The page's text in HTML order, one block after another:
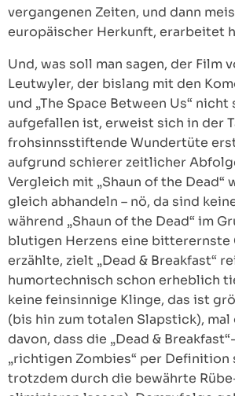
vergangenen Zeiten, und dann
europäischer Herkunft, erarbeitet
Und, was soll man sagen, der Film
Leutwyler, der bislang mit den
und „The Space Between Us“
aufgefallen ist, erweist sich in der
frohsinnsstiftende Wundertüte
aufgrund schierer zeitlicher
Vergleich mit „Shaun of the Dead“
gleich abhandeln – nö, da sind
während „Shaun of the Dead“ im
blutigen Herzens eine bitterernste
erzählte, zielt „Dead & Breakfast“
humortechnisch schon erheblich
keine feinsinnige Klinge, das ist
(bis hin zum totalen Slapstick), mal
davon, dass die „Dead &
„richtigen Zombies“ per Definition
trotzdem durch die bewährte